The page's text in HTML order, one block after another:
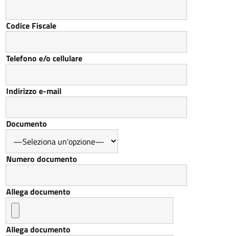
Codice Fiscale
Telefono e/o cellulare
Indirizzo e-mail
Documento
Numero documento
Allega documento
Allega documento